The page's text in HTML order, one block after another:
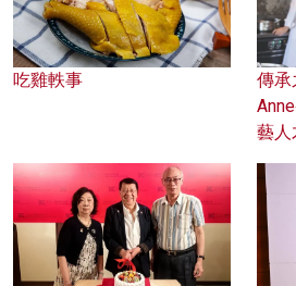
吃雞軼事
傳承
藝人